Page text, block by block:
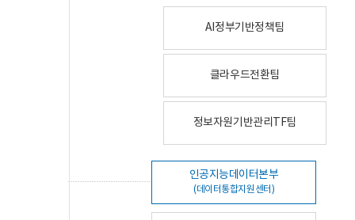
AI정부기반정책팀
클라우드전환팀
정보자원기반관리TF팀
인공지능데이터본부
(데이터통합지원센터)